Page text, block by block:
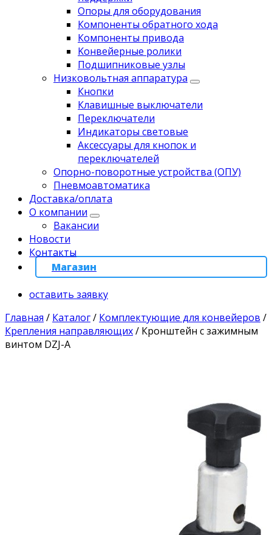
Опоры для оборудования
Компоненты обратного хода
Компоненты привода
Koнвейерныe pолики
Подшипниковые узлы
Низковольтная аппаратура
Кнопки
Клавишные выключатели
Переключатели
Индикаторы световые
Аксессуары для кнопок и
переключателей
Опорно-поворотные устройства (ОПУ)
Пневмоавтоматика
Доставка/оплата
О компании
Вакансии
Новости
Контакты
Магазин
оставить заявку
Главная / Каталог/ Комплектующие для конвейеров /
Крепления направляющих/ Кронштейн с зажимным
винтом DZJ-A